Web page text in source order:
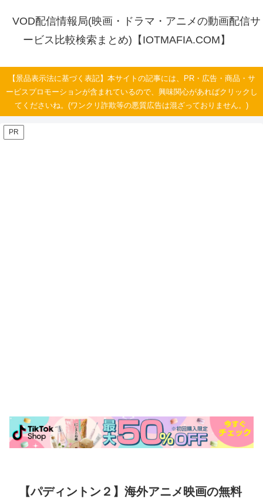
VOD配信情報局(映画・ドラマ・アニメの動画配信サ
ービス比較検索まとめ)【IOTMAFIA.COM】
【景品表示法に基づく表記】本サイトの記事には、PR・広告・商品・サ
ービスプロモーションが含まれているので、興味関心があればクリックし
てくださいね。(ワンクリ詐欺等の悪質広告は混ざっておりません。)
PR
【パディントン２】海外アニメ映画の無料